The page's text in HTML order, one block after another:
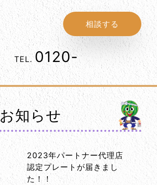
相談する
TEL.0120-1152-86
お知らせ
2023年パートナー代理店
認定プレートが届きまし
た！！